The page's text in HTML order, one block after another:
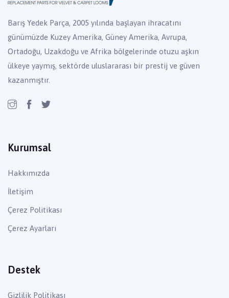
Barış Yedek Parça, 2005 yılında başlayan ihracatını
günümüzde Kuzey Amerika, Güney Amerika, Avrupa,
Ortadoğu, Uzakdoğu ve Afrika bölgelerinde otuzu aşkın
ülkeye yaymış, sektörde uluslararası bir prestij ve güven
kazanmıştır.
Kurumsal
Hakkımızda
İletişim
Çerez Politikası
Çerez Ayarları
Destek
Gizlilik Politikası